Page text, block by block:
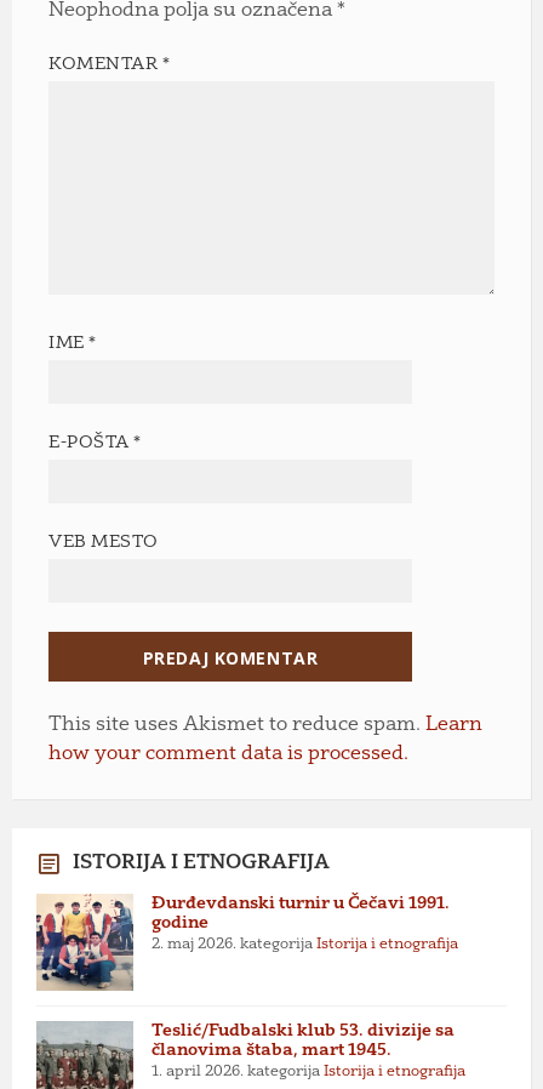
Neophodna polja su označena *
KOMENTAR*
IME*
E-POŠTA*
VEB MESTO
This site uses Akismet to reduce spam. Learn
how your comment data is processed.
ISTORIJA I ETNOGRAFIJA
Đurđevdanski turnir u Čečavi 1991.
godine
2. maj 2026. kategorija Istorija i etnografija
Teslić/Fudbalski klub 53. divizije sa
članovima štaba, mart 1945.
1. april 2026. kategorija Istorija i etnografija